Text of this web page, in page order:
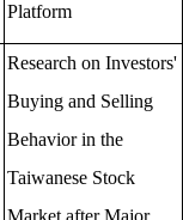
Platform
Research on Investors'
Buying and Selling
Behavior in the
Taiwanese Stock
Market after Major